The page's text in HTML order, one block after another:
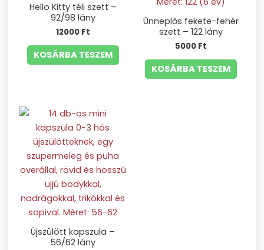
Hello Kitty téli szett –
92/98 lány
12000 Ft
KOSÁRBA TESZEM
Ünneplős fekete-fehér
szett – 122 lány
5000 Ft
KOSÁRBA TESZEM
Újszülött kapszula –
56/62 lány